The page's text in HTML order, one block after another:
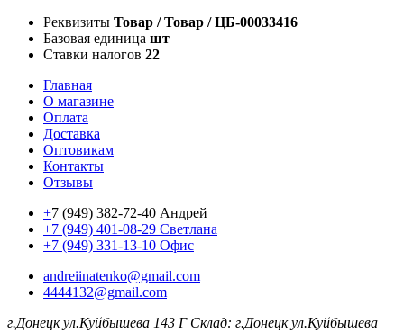
Реквизиты Товар / Товар / ЦБ-00033416
Базовая единица шт
Ставки налогов 22
Главная
О магазине
Оплата
Доставка
Оптовикам
Контакты
Отзывы
+7 (949) 382-72-40 Андрей
+7 (949) 401-08-29 Светлана
+7 (949) 331-13-10 Офис
andreiinatenko@gmail.com
4444132@gmail.com
г.Донецк ул.Куйбышева 143 Г Склад: г.Донецк ул.Куйбышева